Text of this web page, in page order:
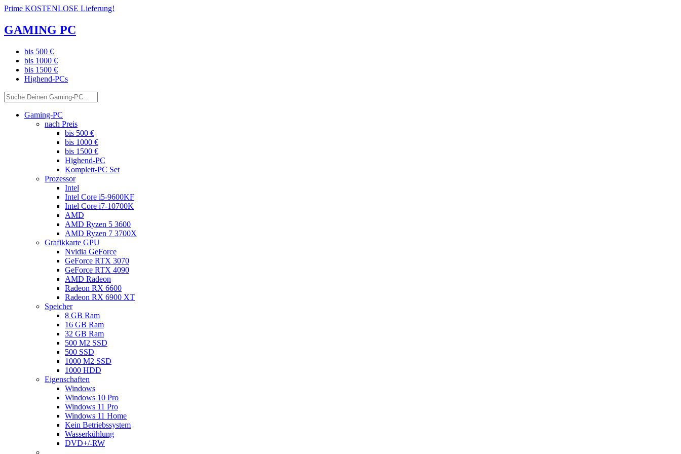
Prime KOSTENLOSE Lieferung!
GAMING PC
bis 500 €
bis 1000 €
bis 1500 €
Highend-PCs
Gaming-PC
nach Preis
bis 500 €
bis 1000 €
bis 1500 €
Highend-PC
Komplett-PC Set
Prozessor
Intel
Intel Core i5-9600KF
Intel Core i7-10700K
AMD
AMD Ryzen 5 3600
AMD Ryzen 7 3700X
Grafikkarte GPU
Nvidia GeForce
GeForce RTX 3070
GeForce RTX 4090
AMD Radeon
Radeon RX 6600
Radeon RX 6900 XT
Speicher
8 GB Ram
16 GB Ram
32 GB Ram
500 M2 SSD
500 SSD
1000 M2 SSD
1000 HDD
Eigenschaften
Windows
Windows 10 Pro
Windows 11 Pro
Windows 11 Home
Kein Betriebssystem
Wasserkühlung
DVD+/-RW